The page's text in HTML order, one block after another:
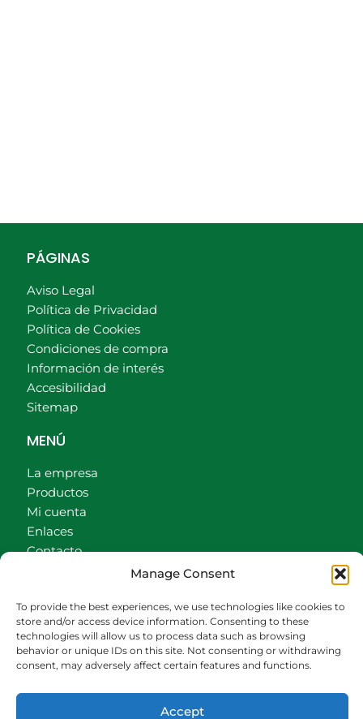
Manage Consent
To provide the best experiences, we use technologies like cookies to
store and/or access device information. Consenting to these
technologies will allow us to process data such as browsing
behavior or unique IDs on this site. Not consenting or withdrawing
consent, may adversely affect certain features and functions.
Accept
PÁGINAS
Aviso Legal
Política de Privacidad
Política de Cookies
Condiciones de compra
Información de interés
Accesibilidad
Sitemap
MENÚ
La empresa
Productos
Mi cuenta
Enlaces
Contacto
CONTACTO
942540013
696426646
609472979
comercial@bediaycabarga.com